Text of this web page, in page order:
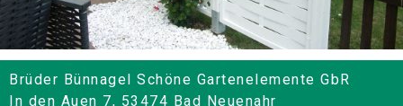
Brüder Bünnagel Schöne Gartenelemente GbR
In den Auen 7, 53474 Bad Neuenahr